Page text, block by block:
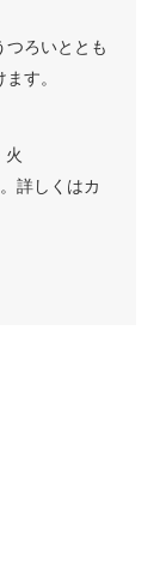
ろいととも
す。
詳しくはカ